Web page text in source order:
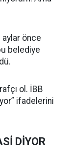
önce
belediye
ol. İBB
ifadelerini
DİYOR